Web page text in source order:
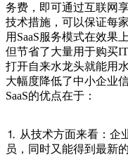
务费，即可通过互联网
技术措施，可以保证每
用SaaS服务模式在效果
但节省了大量用于购买
打开自来水龙头就能用
大幅度降低了中小企业
SaaS的优点在于：
⒈ 从技术方面来看：企
员，同时又能得到最新